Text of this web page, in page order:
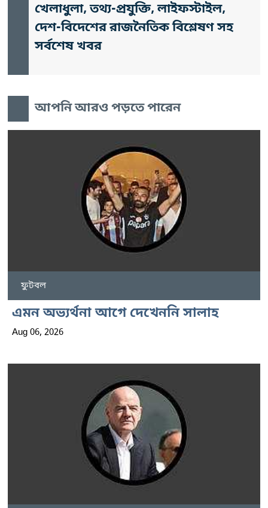
খেলাধুলা, তথ্য-প্রযুক্তি, লাইফস্টাইল,
দেশ-বিদেশের রাজনৈতিক বিশ্লেষণ সহ
সর্বশেষ খবর
আপনি আরও পড়তে পারেন
ফুটবল
এমন অভ্যর্থনা আগে দেখেননি সালাহ
Aug 06, 2026